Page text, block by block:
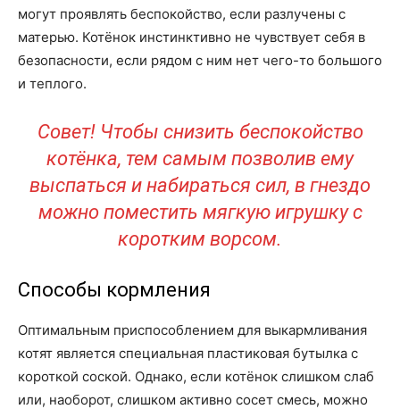
могут проявлять беспокойство, если разлучены с
матерью. Котёнок инстинктивно не чувствует себя в
безопасности, если рядом с ним нет чего-то большого
и теплого.
Совет! Чтобы снизить беспокойство
котёнка, тем самым позволив ему
выспаться и набираться сил, в гнездо
можно поместить мягкую игрушку с
коротким ворсом.
Способы кормления
Оптимальным приспособлением для выкармливания
котят является специальная пластиковая бутылка с
короткой соской. Однако, если котёнок слишком слаб
или, наоборот, слишком активно сосет смесь, можно